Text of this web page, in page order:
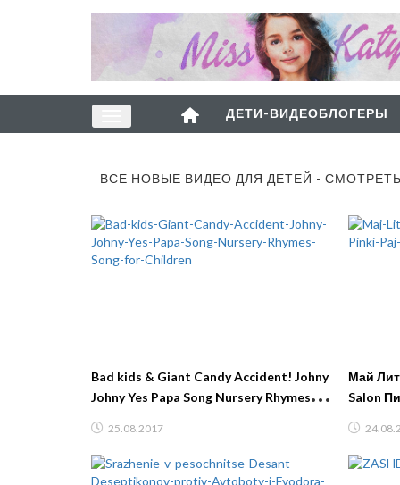
ДЕТИ-ВИДЕОБЛОГЕРЫ
ВСЕ НОВЫЕ ВИДЕО ДЛЯ ДЕТЕЙ -
Bad kids & Giant Candy Accident! Johny
Johny Yes Papa Song Nursery Rhymes
25.08.2017
Май
Salon